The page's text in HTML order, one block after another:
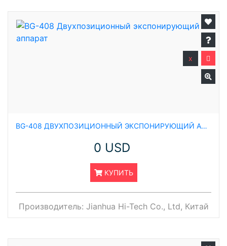
BG-408 ДВУХПОЗИЦИОННЫЙ ЭКСПОНИРУЮЩИЙ АППАРАТ
0 USD
КУПИТЬ
x
Производитель: Jianhua Hi-Tech Co., Ltd, Китай